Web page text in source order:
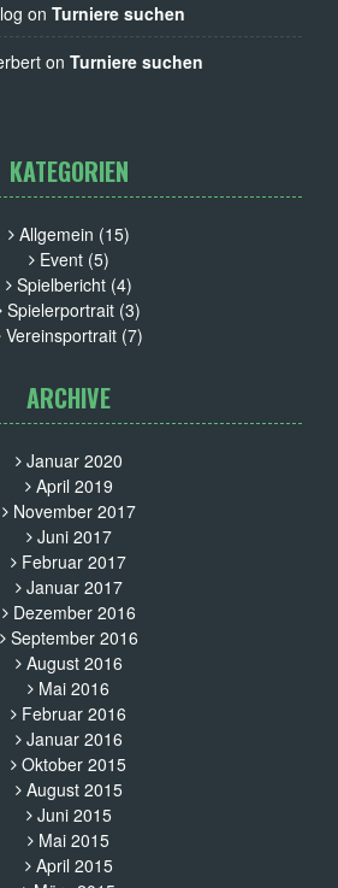
on Turniere suchen
on Turniere suchen
KATEGORIEN
Allgemein (15)
Event(5)
Spielbericht(4)
Spielerportrait (3)
Vereinsportrait(7)
ARCHIVE
Januar 2020
April 2019
November 2017
Juni 2017
Februar 2017
Januar 2017
Dezember 2016
September 2016
August 2016
Mai 2016
Februar 2016
Januar 2016
Oktober 2015
August 2015
Juni 2015
Mai 2015
April 2015